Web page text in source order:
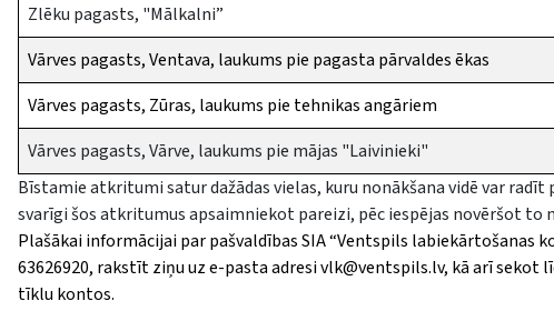
Zlēku pagasts, "Mālkalni”
Vārves pagasts, Ventava, laukums pie pagasta pārvaldes ēkas
Vārves pagasts, Zūras, laukums pie tehnikas angāriem
Vārves pagasts, Vārve, laukums pie mājas "Laivinieki"
Bīstamie atkritumi satur dažādas vielas, kuru nonākšana vidē var
svarīgi šos atkritumus apsaimniekot pareizi, pēc iespējas novēršot to
Plašākai informācijai par pašvaldības SIA “Ventspils
63626920, rakstīt ziņu uz e-pasta adresivlk@ventspils.lv, kā arī sekot
tīklu kontos.